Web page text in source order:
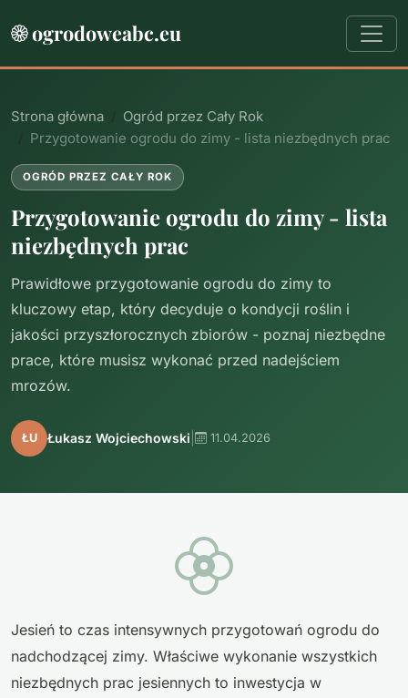
ogrodoweabc.eu
Strona główna
Ogród przez Cały Rok
Przygotowanie ogrodu do zimy - lista niezbędnych prac
OGRÓD PRZEZ CAŁY ROK
Przygotowanie ogrodu do zimy - lista
niezbędnych prac
Prawidłowe przygotowanie ogrodu do zimy to
kluczowy etap, który decyduje o kondycji roślin i
jakości przyszłorocznych zbiorów - poznaj niezbędne
prace, które musisz wykonać przed nadejściem
mrozów.
ŁU Łukasz Wojciechowski 11.04.2026
Jesień to czas intensywnych przygotowań ogrodu do
nadchodzącej zimy. Właściwe wykonanie wszystkich
niezbędnych prac jesiennych to inwestycja w